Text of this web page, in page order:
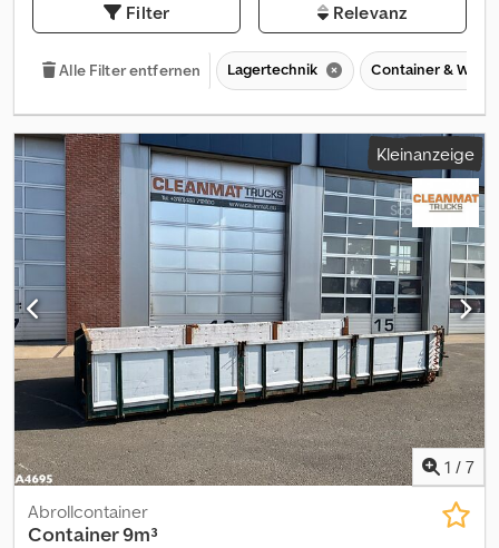
Filter Relevanz
Alle Filter entfernen Lagertechnik Container &
Kleinanzeige
1 / 7
Abrollcontainer
Container 9m³